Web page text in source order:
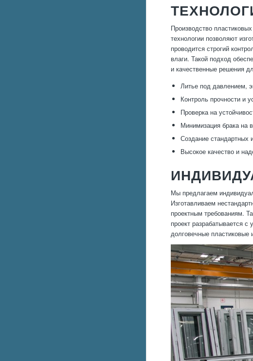
Производство
технологии позволяют
проводится строгий
влаги. Такой подход
и качественные решения
Литье под давлением,
Контроль прочности и
Проверка на
Минимизация брака на
Создание стандартных
Высокое качество и
Мы предлагаем
Изготавливаем
проектным требованиям.
проект разрабатывается
долговечные пластиковые